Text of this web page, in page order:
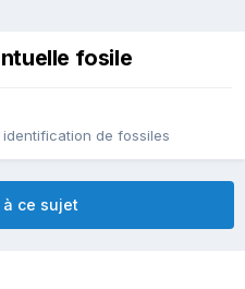
fosile
de fossiles
à ce sujet